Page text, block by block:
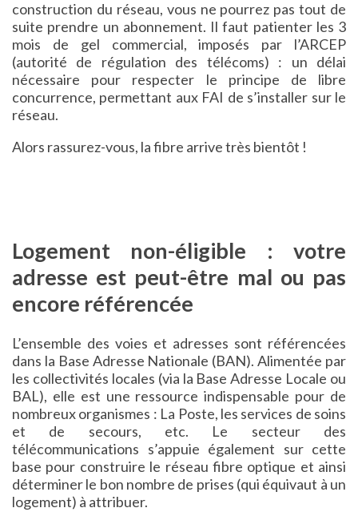
construction du réseau, vous ne pourrez pas tout de
suite prendre un abonnement. Il faut patienter les 3
mois de gel commercial, imposés par l’ARCEP
(autorité de régulation des télécoms) : un délai
nécessaire pour respecter le principe de libre
concurrence, permettant aux FAI de s’installer sur le
réseau.
Alors rassurez-vous, la fibre arrive très bientôt !
Logement non-éligible : votre
adresse est peut-être mal ou pas
encore référencée
L’ensemble des voies et adresses sont référencées
dans la Base Adresse Nationale (BAN). Alimentée par
les collectivités locales (via la Base Adresse Locale ou
BAL), elle est une ressource indispensable pour de
nombreux organismes : La Poste, les services de soins
et de secours, etc. Le secteur des
télécommunications s’appuie également sur cette
base pour construire le réseau fibre optique et ainsi
déterminer le bon nombre de prises (qui équivaut à un
logement) à attribuer.